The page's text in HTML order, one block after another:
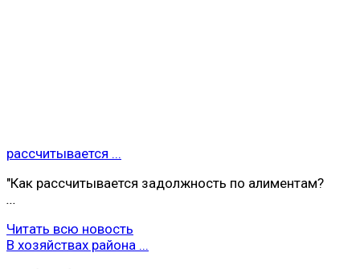
рассчитывается ...
"Как рассчитывается задолжность по алиментам?
...
Читать всю новость
В хозяйствах района ...